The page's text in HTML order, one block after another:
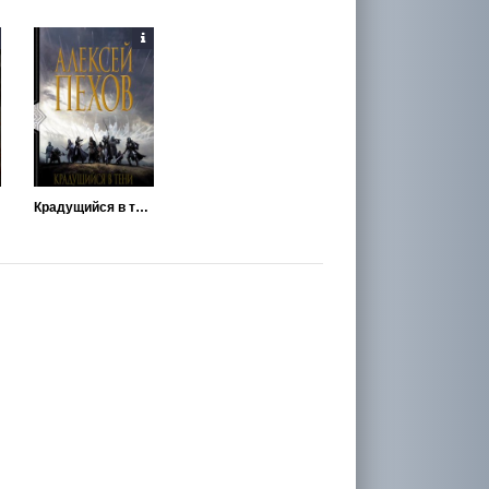
Крадущийся в тени